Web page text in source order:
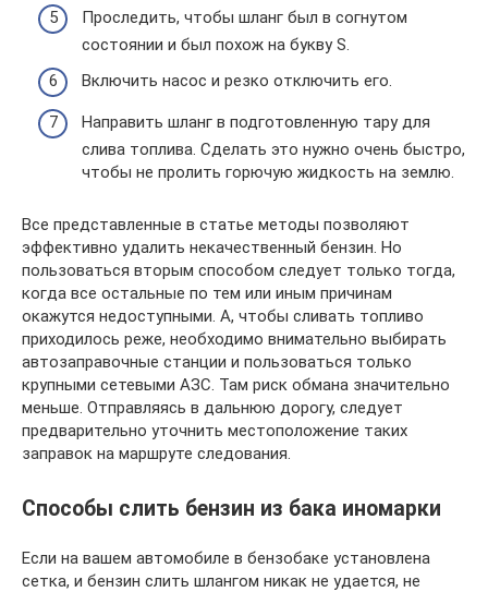
Проследить, чтобы шланг был в согнутом
состоянии и был похож на букву S.
Включить насос и резко отключить его.
Направить шланг в подготовленную тару для
слива топлива. Сделать это нужно очень быстро,
чтобы не пролить горючую жидкость на землю.
Все представленные в статье методы позволяют
эффективно удалить некачественный бензин. Но
пользоваться вторым способом следует только тогда,
когда все остальные по тем или иным причинам
окажутся недоступными. А, чтобы сливать топливо
приходилось реже, необходимо внимательно выбирать
автозаправочные станции и пользоваться только
крупными сетевыми АЗС. Там риск обмана значительно
меньше. Отправляясь в дальнюю дорогу, следует
предварительно уточнить местоположение таких
заправок на маршруте следования.
Способы слить бензин из бака иномарки
Если на вашем автомобиле в бензобаке установлена
сетка, и бензин слить шлангом никак не удается, не